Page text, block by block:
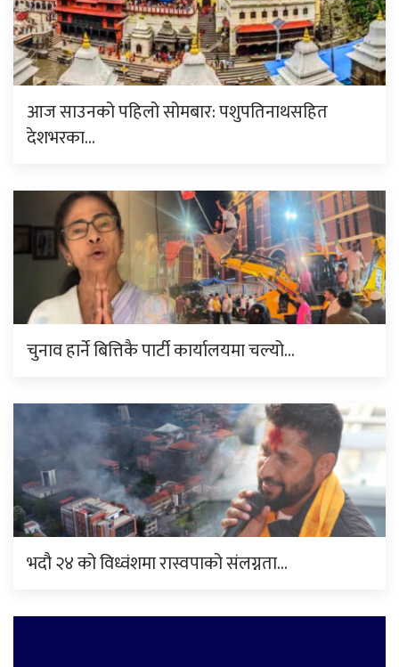
आज साउनको पहिलो सोमबार: पशुपतिनाथसहित
देशभरका…
चुनाव हार्ने बित्तिकै पार्टी कार्यालयमा चल्यो…
भदौ २४ को विध्वंशमा रास्वपाको संलग्नता…